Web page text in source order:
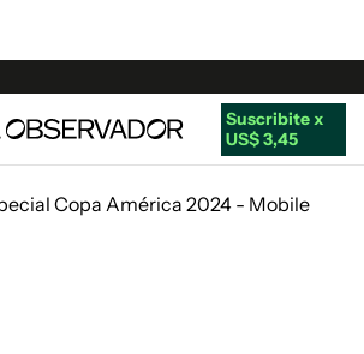
Suscribite x
US$ 3,45